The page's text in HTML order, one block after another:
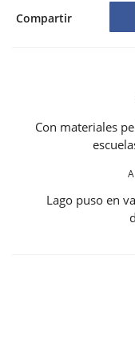
Compartir
Con materiales
Lago puso en